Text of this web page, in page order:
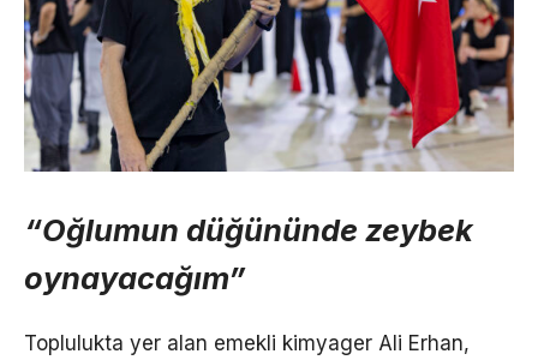
“Oğlumun düğününde zeybek
oynayacağım”
Toplulukta yer alan emekli kimyager Ali Erhan,